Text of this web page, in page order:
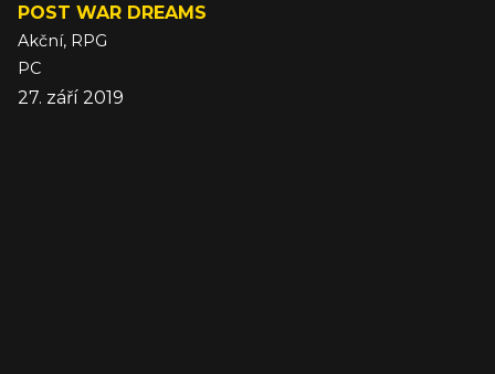
POST WAR DREAMS
Akční, RPG
PC
27. září 2019